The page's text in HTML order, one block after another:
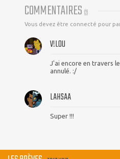
COMMENTAIRES (2)
Vous devez être connecté pour
V!L0U
J'ai encore en travers
annulé. :/
LAHSAA
Super !!!